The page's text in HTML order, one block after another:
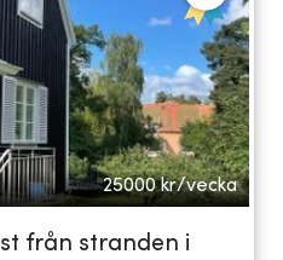
25000 kr/vecka
från stranden i